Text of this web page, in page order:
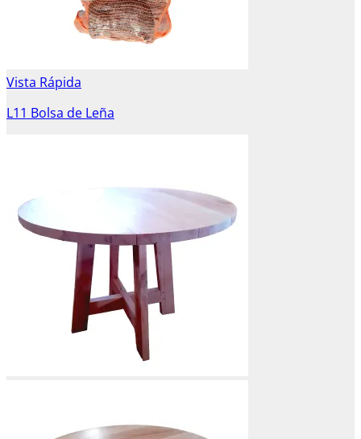
Vista Rápida
L11 Bolsa de Leña